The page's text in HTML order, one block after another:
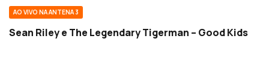
AO VIVO NA ANTENA 3
Sean Riley e The Legendary Tigerman – Good Kids